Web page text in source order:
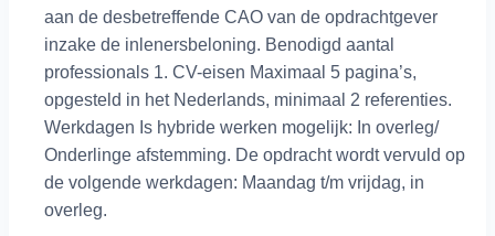
aan de desbetreffende CAO van de opdrachtgever
inzake de inlenersbeloning. Benodigd aantal
professionals 1. CV-eisen Maximaal 5 pagina’s,
opgesteld in het Nederlands, minimaal 2 referenties.
Werkdagen Is hybride werken mogelijk: In overleg/
Onderlinge afstemming. De opdracht wordt vervuld op
de volgende werkdagen: Maandag t/m vrijdag, in
overleg.